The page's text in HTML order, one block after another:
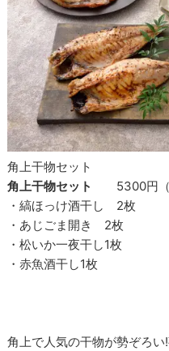
角上干物セット
角上干物セット
5300円（
・縞ほっけ酒干し 2枚
・あじごま開き 2枚
・松いか一夜干し1枚
・赤魚酒干し1枚
角上で人気の干物が勢ぞろ